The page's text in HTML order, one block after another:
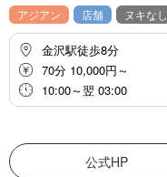
アジアン 店舗 ヌキなし
金沢駅徒歩8分
70分 10,000円～
10:00～翌 03:00
公式HP